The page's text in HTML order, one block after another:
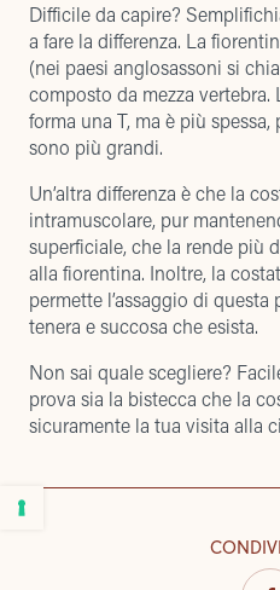
Difficile da capire?
a fare la differenza. La
(nei paesi anglosassoni si
composto da mezza vertebra.
forma una T, ma è più
sono più grandi.
Un’altra differenza è che la
intramuscolare, pur
superficiale, che la rende più
alla fiorentina. Inoltre, la
permette l’assaggio di
tenera e succosa che esista.
Non sai quale scegliere?
prova sia la bistecca che la
sicuramente la tua visita alla